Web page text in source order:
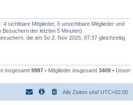
4 sichtbare Mitglieder, 0 unsichtbare Mitglieder und
der letzten 5 Minuten)
die am So 2. Nov 2025, 07:37 gleichzeitig
insgesamt 9987 • Mitglieder insgesamt 3409 • Unser
Alle Zeiten sind UTC+02:00